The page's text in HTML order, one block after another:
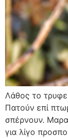
Λάθος το
Πατούν επί
σπέρνουν.
για λίγο